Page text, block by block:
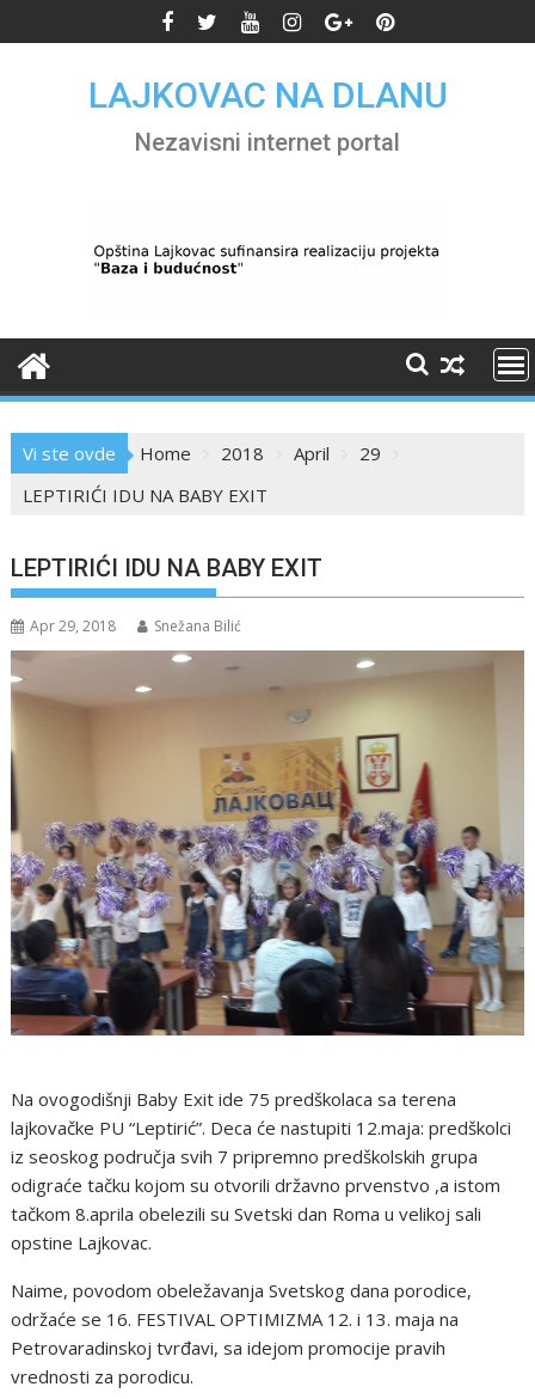
to
LAJKOVAC NA DLANU
Nezavisni internet portal
Vi ste ovde Home 2018 April
29
LEPTIRIĆI IDU NA BABY EXIT
LEPTIRIĆI IDU NA BABY EXIT
Apr 29, 2018 Snežana Bilić
Na ovogodišnji Baby Exit ide 75 predškolaca sa terena
lajkovačke PU “Leptirić”. Deca će nastupiti 12.maja: predškolci
iz seoskog područja svih 7 pripremno predškolskih grupa
odigraće tačku kojom su otvorili državno prvenstvo ,a istom
tačkom 8.aprila obelezili su Svetski dan Roma u velikoj sali
opstine Lajkovac.
Naime, povodom obeležavanja Svetskog dana porodice,
održaće se 16. FESTIVAL OPTIMIZMA 12. i 13. maja na
Petrovaradinskoj tvrđavi, sa idejom promocije pravih
vrednosti za porodicu.